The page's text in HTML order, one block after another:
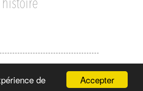
Accepter
de
histoire